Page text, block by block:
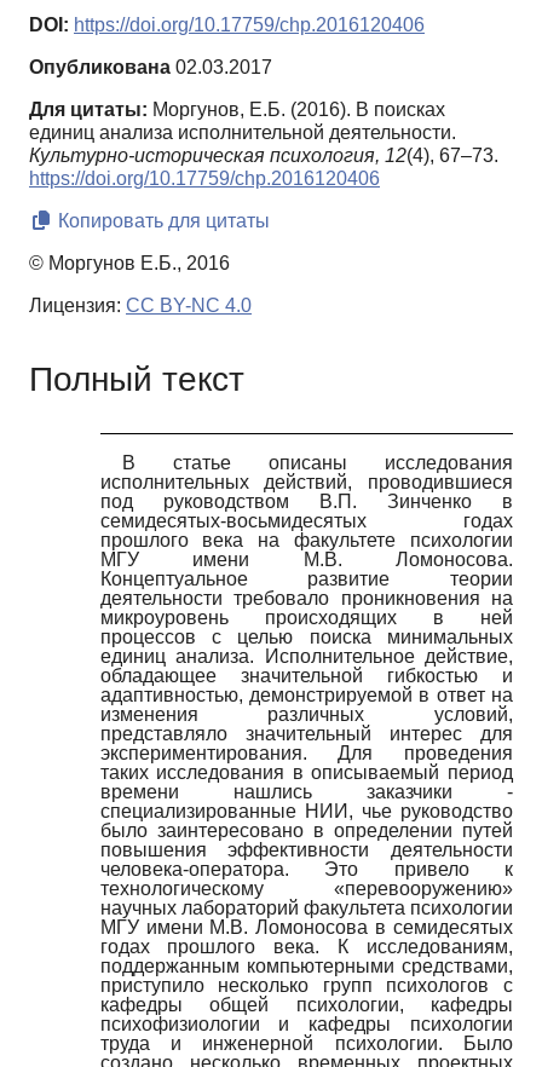
DOI: https://doi.org/10.17759/chp.2016120406
Опубликована 02.03.2017
Для цитаты: Моргунов, Е.Б. (2016). В поисках
единиц анализа исполнительной деятельности.
Культурно-историческая психология, 12(4), 67–73.
https://doi.org/10.17759/chp.2016120406
Копировать для цитаты
© Моргунов Е.Б., 2016
Лицензия: CC BY-NC 4.0
Полный текст
В статье описаны исследования
исполнительных действий, проводившиеся
под руководством В.П. Зинченко в
семидесятых-восьмидесятых годах
прошлого века на факультете психологии
МГУ имени М.В. Ломоносова.
Концептуальное развитие теории
деятельности требовало проникновения на
микроуровень происходящих в ней
процессов с целью поиска минимальных
единиц анализа. Исполнительное действие,
обладающее значительной гибкостью и
адаптивностью, демонстрируемой в ответ на
изменения различных условий,
представляло значительный интерес для
экспериментирования. Для проведения
таких исследования в описываемый период
времени нашлись заказчики -
специализированные НИИ, чье руководство
было заинтересовано в определении путей
повышения эффективности деятельности
человека-оператора. Это привело к
технологическому «перевооружению»
научных лабораторий факультета психологии
МГУ имени М.В. Ломоносова в семидесятых
годах прошлого века. К исследованиям,
поддержанным компьютерными средствами,
приступило несколько групп психологов с
кафедры общей психологии, кафедры
психофизиологии и кафедры психологии
труда и инженерной психологии. Было